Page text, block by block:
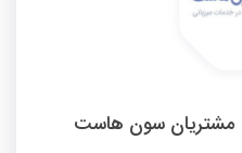
مشتریان سون هاست